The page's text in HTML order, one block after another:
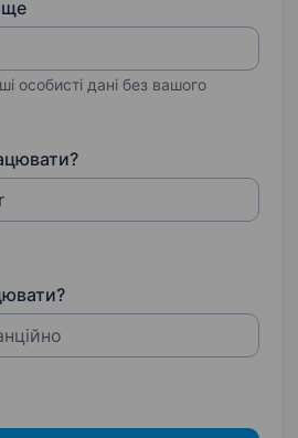
особисті дані без вашого